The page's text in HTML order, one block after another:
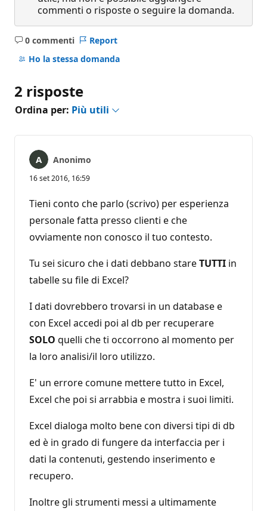
commenti o risposte o seguire la domanda.
0 commenti
Nessun
commento
Report
Ho la stessa domanda
2 risposte
Ordina per: Più utili
Anonimo
16 set 2016, 16:59
Tieni conto che parlo (scrivo) per esperienza
personale fatta presso clienti e che
ovviamente non conosco il tuo contesto.
Tu sei sicuro che i dati debbano stareTUTTI in
tabelle su file di Excel?
I dati dovrebbero trovarsi in un database e
con Excel accedi poi al db per recuperare
SOLO quelli che ti occorrono al momento per
la loro analisi/il loro utilizzo.
E' un errore comune mettere tutto in Excel,
Excel che poi si arrabbia e mostra i suoi limiti.
Excel dialoga molto bene con diversi tipi di db
ed è in grado di fungere da interfaccia per i
dati la contenuti, gestendo inserimento e
recupero.
Inoltre gli strumenti messi a ultimamente